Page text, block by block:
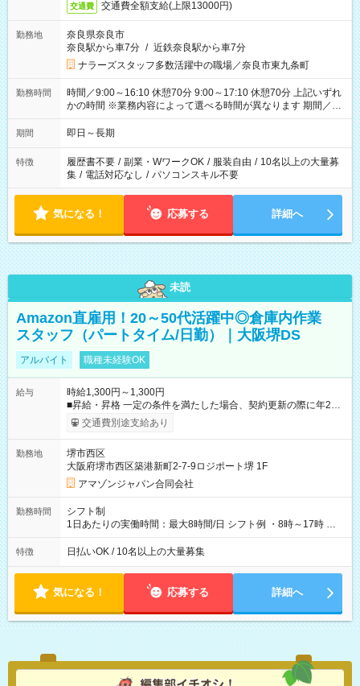
交通費 交通費全額支給(上限13000円)
勤務地
奈良県奈良市
奈良駅から車7分 / 近鉄奈良駅から車7分
ナラーズスタッフ多数活躍中の職場／奈良市東九条町
勤務時間
時間／9:00～16:10 休憩70分 9:00～17:10 休憩70分 上記いずれ
かの時間 ※業務内容によって選べる時間が異なります 期間／即
日～長期安定 スタート日は相談可能！ 勤務日／月～金の週4日
～でOK！
期間 即日～長期
特徴 履歴書不要 / 副業・WワークOK / 服装自由 / 10名以上の大量募
集 / 電話対応なし / パソコンスキル不要
気になる！ 応募する 詳細へ
未読
Amazon直雇用！20～50代活躍中◎倉庫内作業
スタッフ（パートタイム/日勤）｜大阪堺DS
アルバイト 職種未経験OK
給与
時給1,300円～1,300円
■昇給・昇格 一定の条件を満たした場合、契約更新の際に年2回
まで昇給の機会があります。 ■正社員登用制度あり ※月末締/翌
月25日支払い ※時間外手当、別途支給 ※深夜割増賃金 (22:00～
☆Amazon直雇用で安定して働けます！ 【試用期間】試用期間
あり 試用期間の長さ：1週間 雇用形態、給与は本採用時と同じ
です。
交通費別途支給あり
勤務地
堺市西区
大阪府堺市西区築港新町2-7-9ロジポート堺 1F
アマゾンジャパン合同会社
勤務時間
シフト制
1日あたりの実働時間：最大8時間/日 シフト例 ・8時～17時 ・
12時～21時
特徴 日払いOK / 10名以上の大量募集
気になる！ 応募する 詳細へ